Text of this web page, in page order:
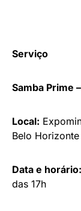
Serviço
Samba Prime
Local:
Belo Horizonte
Data e horário:
das 17h